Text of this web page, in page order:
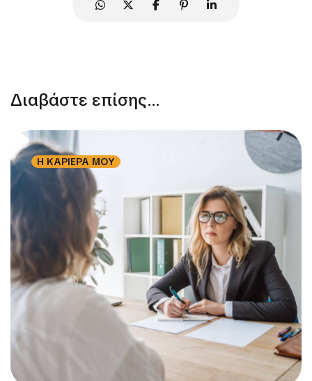
Διαβάστε επίσης...
Η ΚΑΡΙΕΡΑ ΜΟΥ